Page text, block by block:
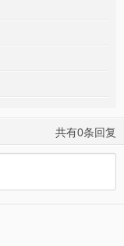
共有0条回复